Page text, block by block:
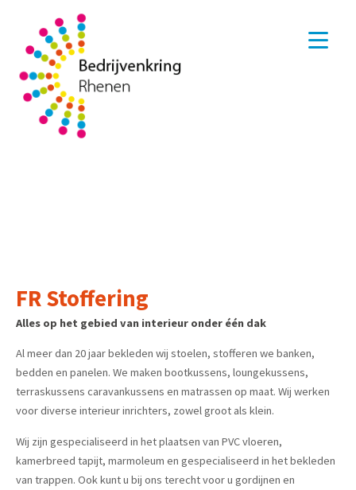
FR Stoffering
Alles op het gebied van interieur onder één dak
Al meer dan 20 jaar bekleden wij stoelen, stofferen we banken,
bedden en panelen. We maken bootkussens, loungekussens,
terraskussens caravankussens en matrassen op maat. Wij werken
voor diverse interieur inrichters, zowel groot als klein.
Wij zijn gespecialiseerd in het plaatsen van PVC vloeren,
kamerbreed tapijt, marmoleum en gespecialiseerd in het bekleden
van trappen. Ook kunt u bij ons terecht voor u gordijnen en